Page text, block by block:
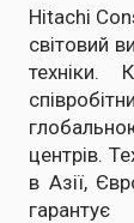
Hitachi
світовий
техніки.
центрів.
в Азії,